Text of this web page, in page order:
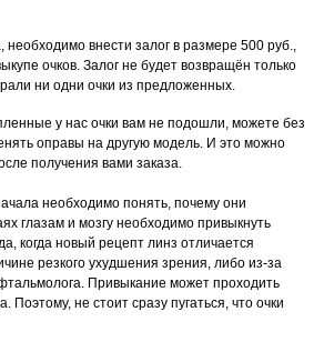
необходимо внести залог в размере 500 руб.,
очков. Залог не будет возвращён только
ни одни очки из предложенных.
у нас очки вам не подошли, можете без
оправы на другую модель. И это можно
получения вами заказа.
необходимо понять, почему они
глазам и мозгу необходимо привыкнуть
когда новый рецепт линз отличается
резкого ухудшения зрения, либо из-за
Привыкание может проходить
Поэтому, не стоит сразу пугаться, что очки